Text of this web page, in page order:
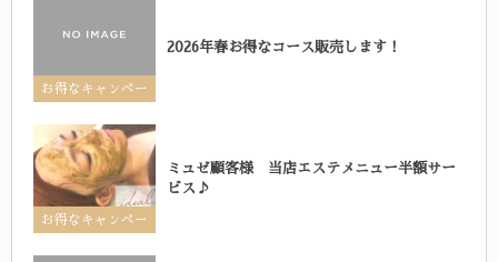
お得なキャンペー
2026年春お得なコース販売します！
お得なキャンペー
ミュゼ顧客様 当店エステメニュー半額サー
ビス♪